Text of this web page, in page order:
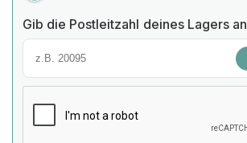
Gib die Postleitzahl deines Lagers an